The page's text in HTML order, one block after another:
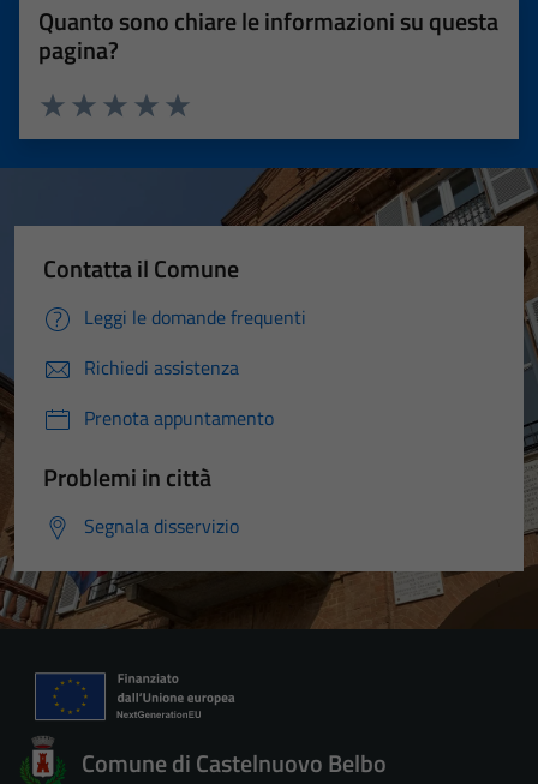
Quanto sono chiare le informazioni su questa
pagina?
Valuta 5 stelle su 5
Valuta 4 stelle su 5
Valuta 3 stelle su 5
Valuta 2 stelle su 5
Valuta 1 stelle su 5
Contatta il Comune
Leggi le domande frequenti
Richiedi assistenza
Prenota appuntamento
Problemi in città
Segnala disservizio
Comune di Castelnuovo Belbo